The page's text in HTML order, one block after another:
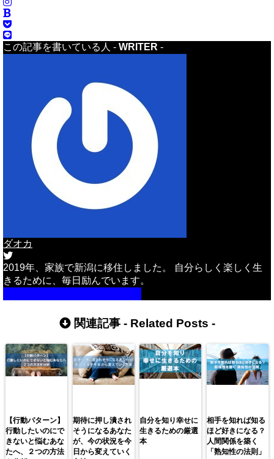
この記事を書いている人 - WRITER -
ダオカ
2019年、家族で新潟に移住しました。 自分らしく楽しく生
きるために、毎日励んでいます。
関連記事 - Related Posts -
【行動パターン】
行動したいのにで
きないと悩むあな
たへ、２つの方法
期待に押し潰され
そうになるあなた
が、今の状況を今
日から変えていく
自分を知り幸せに
生きるための厳選
本
相手を知れば知る
ほど好きになる？
人間関係を築く
「熟知性の法則」